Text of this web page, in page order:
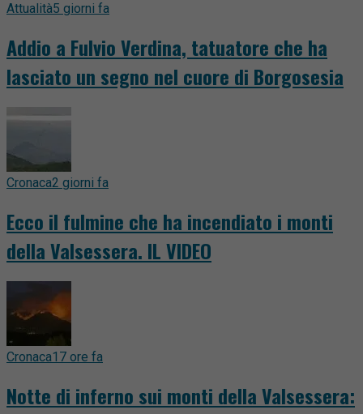
Attualità5 giorni fa
Addio a Fulvio Verdina, tatuatore che ha
lasciato un segno nel cuore di Borgosesia
Cronaca2 giorni fa
Ecco il fulmine che ha incendiato i monti
della Valsessera. IL VIDEO
Cronaca17 ore fa
Notte di inferno sui monti della Valsessera: